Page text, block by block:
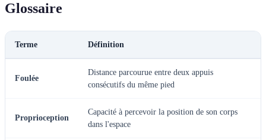
Glossaire
Terme Définition
Foulée
Distance parcourue entre deux appuis
consécutifs du même pied
Proprioception
Capacité à percevoir la position de son corps
dans l'espace